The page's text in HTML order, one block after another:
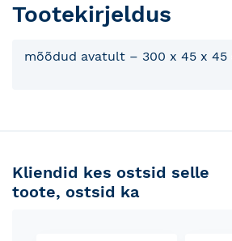
Tootekirjeldus
mõõdud avatult – 300 x 45 x 45
Kliendid kes ostsid selle
toote, ostsid ka